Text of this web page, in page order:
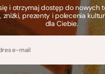
i otrzymaj dostęp do nowych
zniżki, prezenty i polecenia
dla Ciebie.